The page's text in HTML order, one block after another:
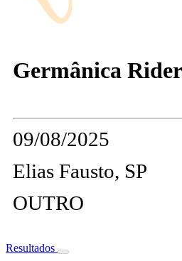
Germânica
09/08/2025
Elias Fausto, SP
OUTRO
Resultados